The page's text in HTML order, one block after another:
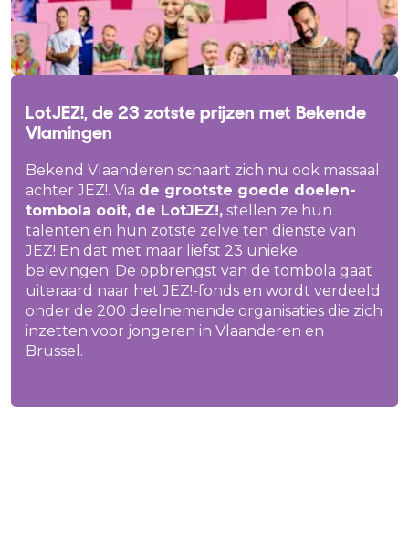
LotJEZ!, de 23 zotste prijzen met Bekende
Vlamingen
Bekend Vlaanderen schaart zich nu ook massaal
achter JEZ!. Via de grootste goede doelen-
tombola ooit, de LotJEZ!, stellen ze hun
talenten en hun zotste zelve ten dienste van
JEZ! En dat met maar liefst 23 unieke
belevingen. De opbrengst van de tombola gaat
uiteraard naar het JEZ!-fonds en wordt verdeeld
onder de 200 deelnemende organisaties die zich
inzetten voor jongeren in Vlaanderen en
Brussel.